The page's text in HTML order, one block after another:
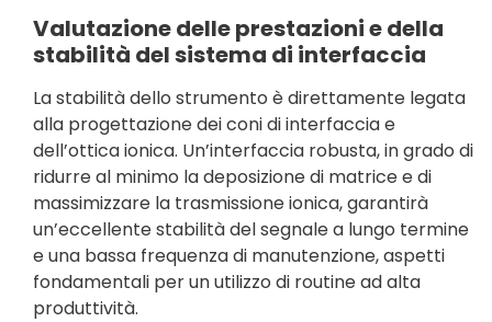
Valutazione delle prestazioni e della
stabilità del sistema di interfaccia
La stabilità dello strumento è direttamente legata
alla progettazione dei coni di interfaccia e
dell’ottica ionica. Un’interfaccia robusta, in grado di
ridurre al minimo la deposizione di matrice e di
massimizzare la trasmissione ionica, garantirà
un’eccellente stabilità del segnale a lungo termine
e una bassa frequenza di manutenzione, aspetti
fondamentali per un utilizzo di routine ad alta
produttività.